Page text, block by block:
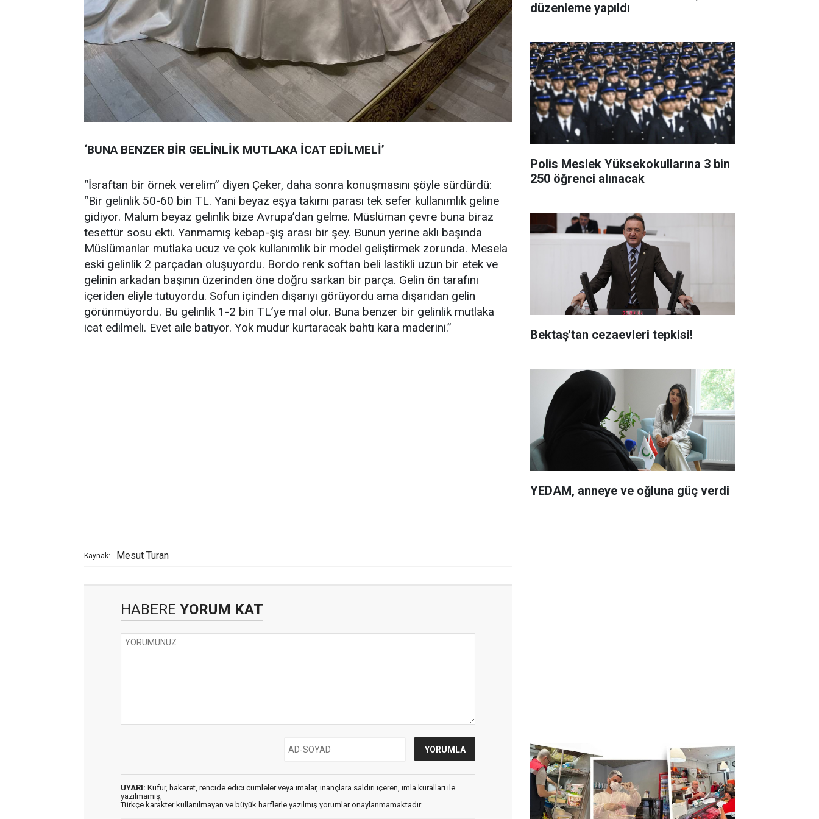
‘BUNA BENZER BİR GELİNLİK MUTLAKA İCAT EDİLMELİ’
“İsraftan bir örnek verelim” diyen Çeker, daha sonra konuşmasını şöyle sürdürdü:
“Bir gelinlik 50-60 bin TL. Yani beyaz eşya takımı parası tek sefer kullanımlık geline
gidiyor. Malum beyaz gelinlik bize Avrupa’dan gelme. Müslüman çevre buna biraz
tesettür sosu ekti. Yanmamış kebap-şiş arası bir şey. Bunun yerine aklı başında
Müslümanlar mutlaka ucuz ve çok kullanımlık bir model geliştirmek zorunda. Mesela
eski gelinlik 2 parçadan oluşuyordu. Bordo renk softan beli lastikli uzun bir etek ve
gelinin arkadan başının üzerinden öne doğru sarkan bir parça. Gelin ön tarafını
içeriden eliyle tutuyordu. Sofun içinden dışarıyı görüyordu ama dışarıdan gelin
görünmüyordu. Bu gelinlik 1-2 bin TL’ye mal olur. Buna benzer bir gelinlik mutlaka
icat edilmeli. Evet aile batıyor. Yok mudur kurtaracak bahtı kara maderini.”
Kaynak: Mesut Turan
HABERE YORUM KAT
UYARI: Küfür, hakaret, rencide edici cümleler veya imalar, inançlara saldırı içeren, imla kuralları ile
yazılmamış,
Türkçe karakter kullanılmayan ve büyük harflerle yazılmış yorumlar onaylanmamaktadır.
düzenleme yapıldı
Polis Meslek Yüksekokullarına 3 bin
250 öğrenci alınacak
Bektaş'tan cezaevleri tepkisi!
YEDAM, anneye ve oğluna güç verdi